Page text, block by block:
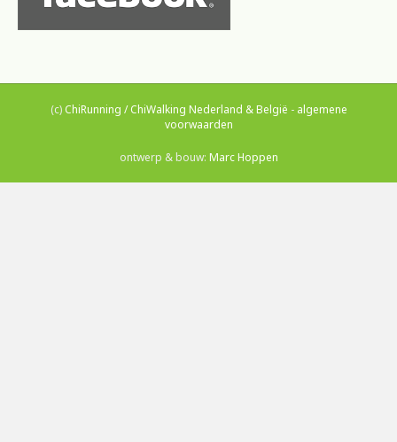
(c) ChiRunning / ChiWalking Nederland & België - algemene
voorwaarden
ontwerp & bouw: Marc Hoppen